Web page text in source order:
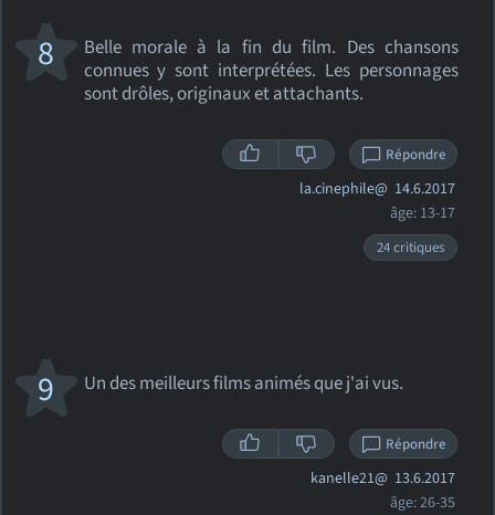
Belle morale à la fin du film. Des chansons
connues y sont interprétées. Les personnages
sont drôles, originaux et attachants.
8
Répondre
la.cinephile@ 14.6.2017
âge: 13-17
24 critiques
Un des meilleurs films animés que j'ai vus.
9
Répondre
kanelle21@ 13.6.2017
âge: 26-35